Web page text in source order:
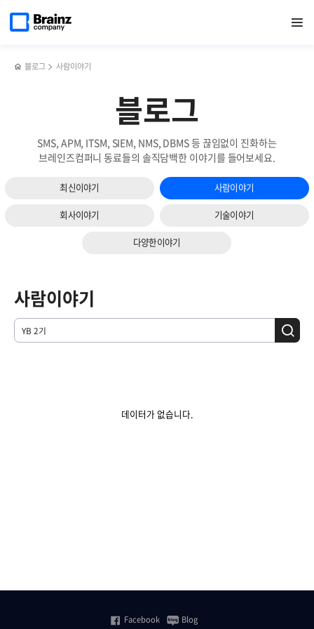
열기
페이지로
블로그 사람이야기
블로그
SMS, APM, ITSM, SIEM, NMS, DBMS 등 끊임없이 진화하는
브레인즈컴퍼니 동료들의 솔직담백한 이야기를 들어보세요.
최신이야기 사람이야기
회사이야기 기술이야기
다양한이야기
사람이야기
데이터가 없습니다.
Facebook Blog